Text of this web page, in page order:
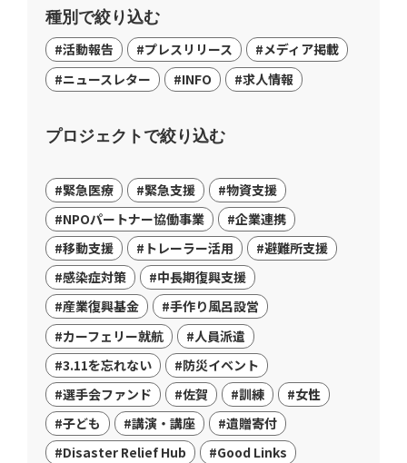
種別で絞り込む
#活動報告 #プレスリリース
#メディア掲載
#ニュースレター
#INFO #求人情報
プロジェクトで絞り込む
#緊急医療 #緊急支援
#物資支援
#NPOパートナー協働事業
#企業連携
#移動支援
#トレーラー活用
#避難所支援
#感染症対策
#中長期復興支援
#産業復興基金
#手作り風呂設営
#カーフェリー就航
#人員派遣
#3.11を忘れない
#防災イベント
#選手会ファンド
#佐賀 #訓練
#女性
#子ども
#講演・講座
#遺贈寄付
#Disaster Relief Hub
#Good Links